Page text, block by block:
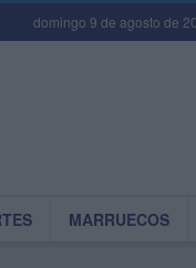
domingo 9 de agosto de
MARRUECOS